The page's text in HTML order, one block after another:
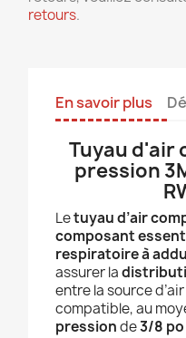
retours.
En savoir plus
Tuyau d'air
pression
Letuyau d’air
composant
respiratoire à
assurer la
entre la source
compatible, au
pressionde3/8